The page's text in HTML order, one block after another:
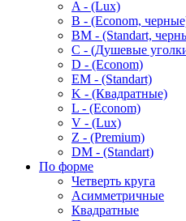
A - (Lux)
B - (Econom,
BM - (Standart,
C - (Душевые
D - (Econom)
EM - (Standart)
K - (Квадратные)
L - (Econom)
V - (Lux)
Z - (Premium)
DM - (Standart)
По форме
Четверть круга
Асимметричные
Квадратные